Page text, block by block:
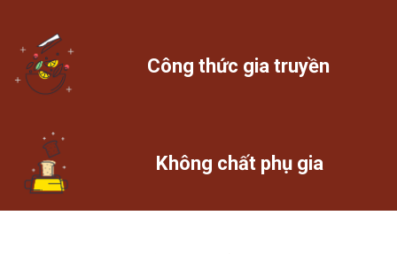
Công thức gia truyền
Không chất phụ gia